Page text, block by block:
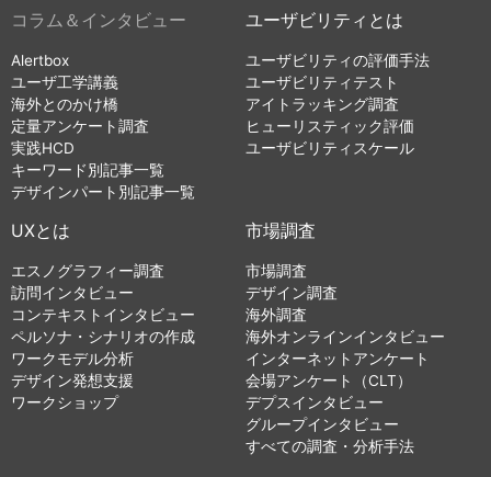
コラム＆インタビュー
Alertbox
ユーザ工学講義
海外とのかけ橋
定量アンケート調査
実践HCD
キーワード別記事一覧
デザインパート別記事一覧
ユーザビリティとは
ユーザビリティの評価手法
ユーザビリティテスト
アイトラッキング調査
ヒューリスティック評価
ユーザビリティスケール
UXとは
エスノグラフィー調査
訪問インタビュー
コンテキストインタビュー
ペルソナ・シナリオの作成
ワークモデル分析
デザイン発想支援
ワークショップ
市場調査
市場調査
デザイン調査
海外調査
海外オンラインインタビュー
インターネットアンケート
会場アンケート（CLT）
デプスインタビュー
グループインタビュー
すべての調査・分析手法